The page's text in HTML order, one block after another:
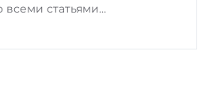
всеми статьями…